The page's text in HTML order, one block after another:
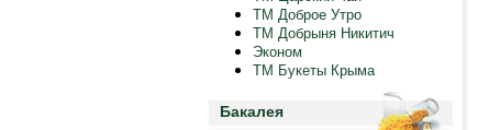
ТМ Доброе Утро
ТМ Добрыня Никитич
Эконом
ТМ Букеты Крыма
Бакалея